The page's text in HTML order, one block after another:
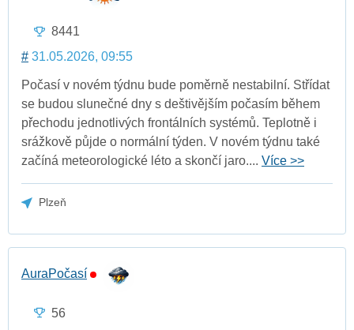
8441
# 31.05.2026, 09:55
Počasí v novém týdnu bude poměrně nestabilní. Střídat
se budou slunečné dny s deštivějším počasím během
přechodu jednotlivých frontálních systémů. Teplotně i
srážkově půjde o normální týden. V novém týdnu také
začíná meteorologické léto a skončí jaro.... Více >>
Plzeň
AuraPočasí
56